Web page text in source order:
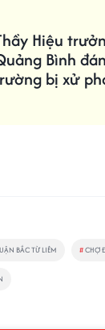
Hiệu
Bình
bị xử
BẮC TỪ LIÊM #CHỢ